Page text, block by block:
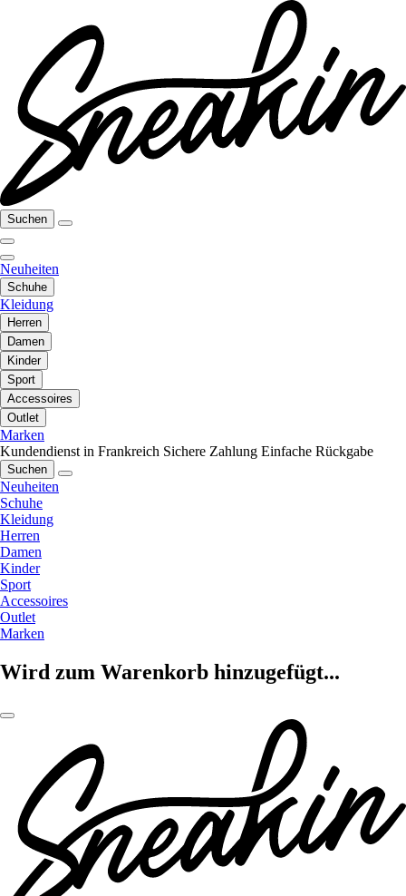
Suchen
Neuheiten
Schuhe
Kleidung
Herren
Damen
Kinder
Sport
Accessoires
Outlet
Marken
Kundendienst in Frankreich Sichere Zahlung Einfache Rückgabe
Suchen
Neuheiten
Schuhe
Kleidung
Herren
Damen
Kinder
Sport
Accessoires
Outlet
Marken
Wird zum Warenkorb hinzugefügt...